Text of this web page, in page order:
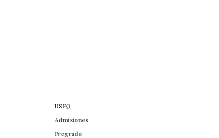
USFQ
Admisiones
Pregrado